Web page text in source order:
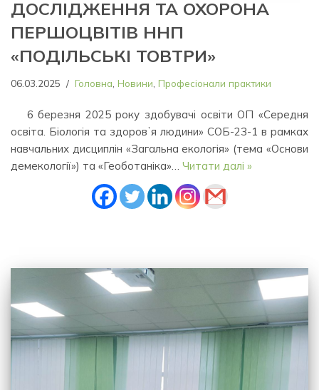
ДОСЛІДЖЕННЯ ТА ОХОРОНА
ПЕРШОЦВІТІВ ННП
«ПОДІЛЬСЬКІ ТОВТРИ»
06.03.2025 Головна Новини Професіонали практики
6 березня 2025 року здобувачі освіти ОП «Середня
освіта. Біологія та здоровʼя людини» СОБ-23-1 в рамках
навчальних дисциплін «Загальна екологія» (тема «Основи
демекології») та «Геоботаніка»… Читати далі »